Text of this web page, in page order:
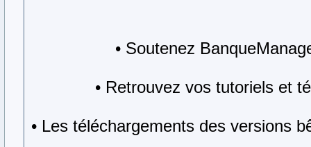
• Soutenez
• Retrouvez vos tutoriels et
• Les téléchargements des versions